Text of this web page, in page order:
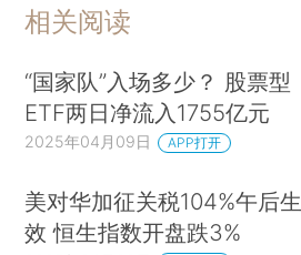
相关阅读
“国家队”入场多少？ 股票型
ETF两日净流入1755亿元
2025年04月09日 APP打开
美对华加征关税104%午后生
效 恒生指数开盘跌3%